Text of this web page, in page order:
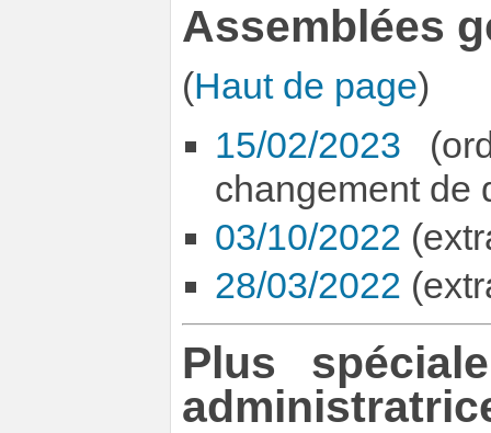
Assemblées
(Haut de page)
15/02/2023
changement de
03/10/2022
28/03/2022
Plus